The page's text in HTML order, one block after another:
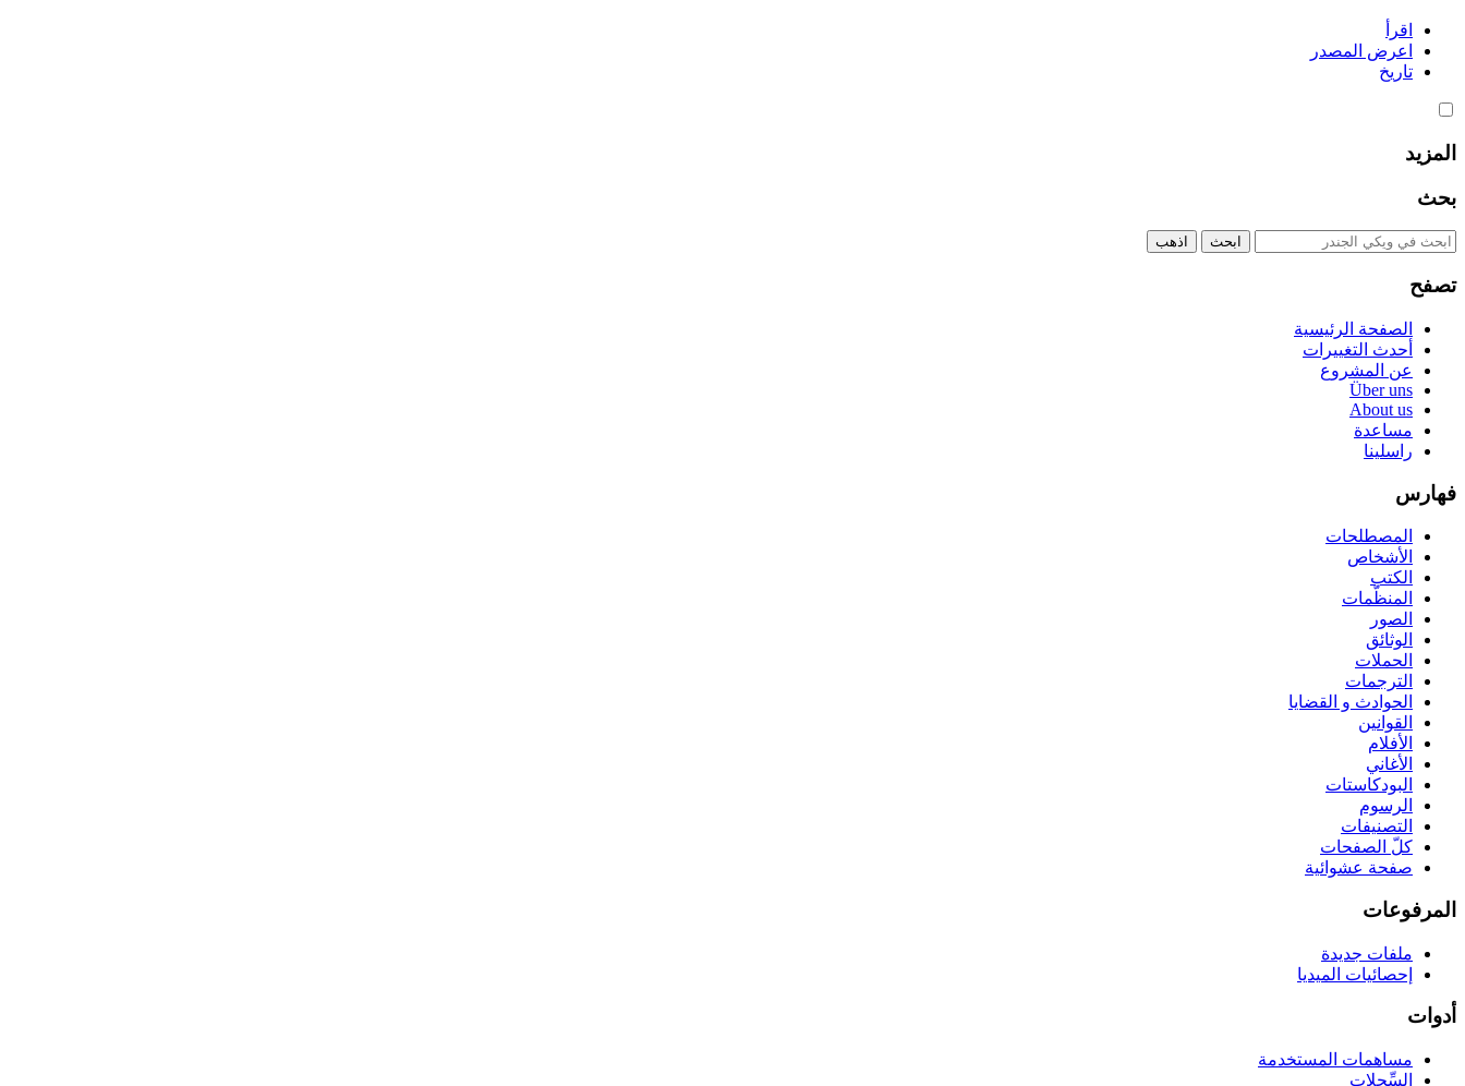
اقرأ
اعرض المصدر
تاريخ
المزيد
بحث
تصفح
الصفحة الرئيسية
أحدث التغييرات
عن المشروع
Über uns
About us
مساعدة
راسلينا
فهارس
المصطلحات
الأشخاص
الكتب
المنظّمات
الصور
الوثائق
الحملات
الترجمات
الحوادث و القضايا
القوانين
الأفلام
الأغاني
البودكاستات
الرسوم
التصنيفات
كلّ الصفحات
صفحة عشوائية
المرفوعات
ملفات جديدة
إحصائيات الميديا
أدوات
مساهمات المستخدمة
السِّجِلات